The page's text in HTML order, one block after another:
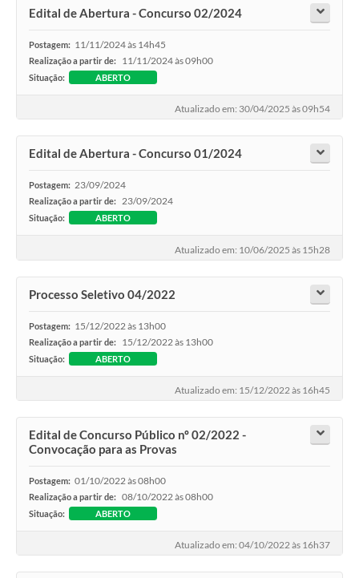
Edital de Abertura - Concurso 02/2024
Postagem: 11/11/2024 às 14h45
Realização a partir de: 11/11/2024 às 09h00
Situação: ABERTO
Atualizado em: 30/04/2025 às 09h54
Edital de Abertura - Concurso 01/2024
Postagem: 23/09/2024
Realização a partir de: 23/09/2024
Situação: ABERTO
Atualizado em: 10/06/2025 às 15h28
Processo Seletivo 04/2022
Postagem: 15/12/2022 às 13h00
Realização a partir de: 15/12/2022 às 13h00
Situação: ABERTO
Atualizado em: 15/12/2022 às 16h45
Edital de Concurso Público nº 02/2022 -
Convocação para as Provas
Postagem: 01/10/2022 às 08h00
Realização a partir de: 08/10/2022 às 08h00
Situação: ABERTO
Atualizado em: 04/10/2022 às 16h37